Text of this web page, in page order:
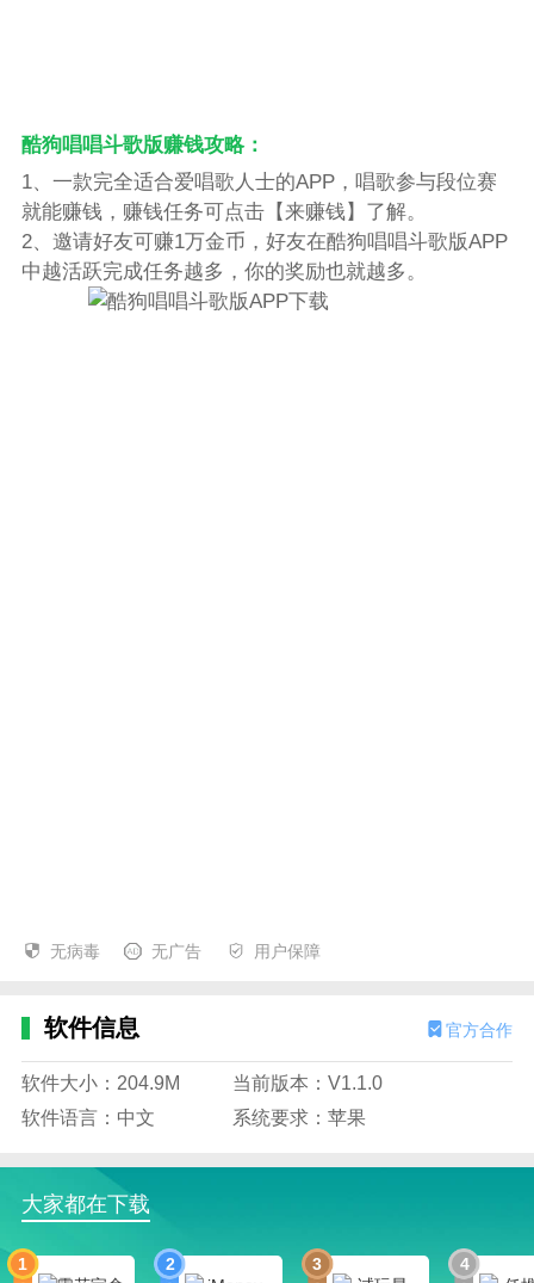
酷狗唱唱斗歌版赚钱攻略：
1、一款完全适合爱唱歌人士的APP，唱歌参与段位赛
就能赚钱，赚钱任务可点击【来赚钱】了解。
2、邀请好友可赚1万金币，好友在酷狗唱唱斗歌版APP
中越活跃完成任务越多，你的奖励也就越多。
无病毒 无广告 用户保障
软件信息 官方合作
软件大小：204.9M
当前版本：V1.1.0
软件语言：中文
系统要求：苹果
大家都在下载
1 2 3 4